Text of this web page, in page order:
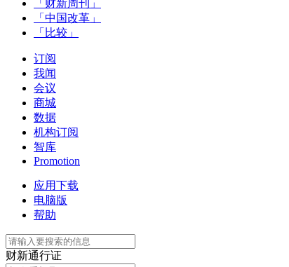
「财新周刊」
「中国改革」
「比较」
订阅
我闻
会议
商城
数据
机构订阅
智库
Promotion
应用下载
电脑版
帮助
财新通行证